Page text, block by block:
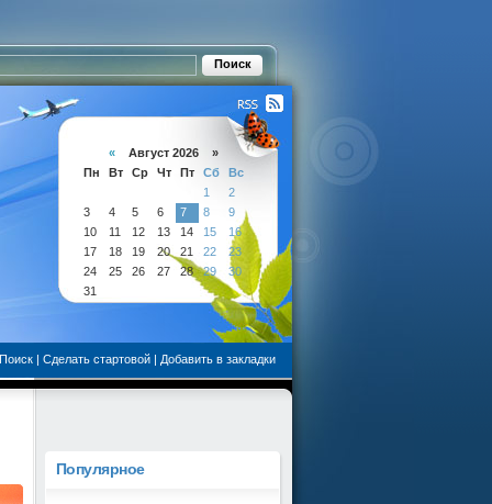
« Август 2026 »
Пн
Вт Ср Чт Пт Сб
Вс
1
2
3
4 5 6 7 8
9
10
11 12 13 14 15
16
17
18 19 20 21 22
23
24
25 26 27 28 29
30
31
Поиск | Сделать стартовой | Добавить в закладки
Популярное